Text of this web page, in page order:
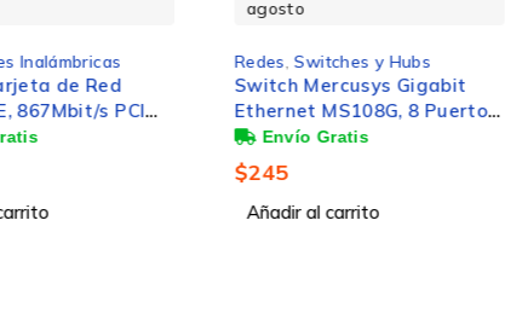
Redes,Switches y Hubs
Switch Mercusys Gigabit
Ethernet MS108G, 8 Puertos
10/100/1000Mbps - No
Añadir al carrito
Redes,Redes
Router TP-Link
Ethernet de
MIMO AC1200
Inalámbrico,
RJ-45, 2.4/5GHz,
Externas
Añadir al carrito